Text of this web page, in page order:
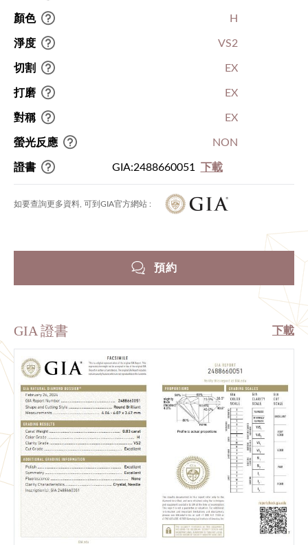
顏色 H
淨度 VS2
切割 EX
打磨 EX
對稱 EX
螢光反應 NON
證書 GIA:2488660051 下載
如要查詢更多資料, 可到GIA官方網站 :
預約
GIA 證書 下載